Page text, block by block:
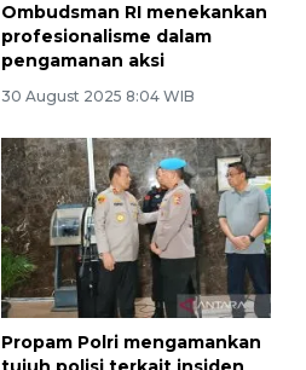
Ombudsman RI menekankan
profesionalisme dalam
pengamanan aksi
30 August 2025 8:04 WIB
Propam Polri mengamankan